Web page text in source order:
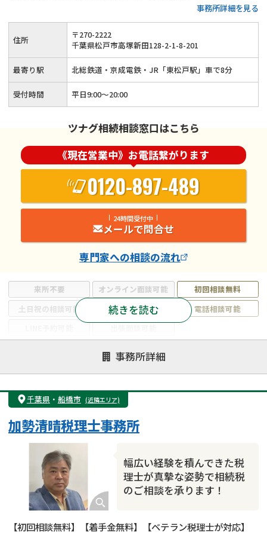
と相続人が理想とする相続を全力サポート◎不動産の相続・二
次相続や生命保険を使った相続税対策に関することなら当事務
所にお任せください！
事務所詳細を見る
来所不要 オンライン面談可能
初回相談無料
土日祝の相談可能
19時以降電話可能
電話相談可能
遺言書作成・遺言執行
相続放棄
相続登記
遺産分割
遺留分侵害額請求
相続税申告
相続手続き
銀行手続き
成年後見・任意後見
贈与税
相続人調査
相続トラブル
続きを読む
住所 〒270-2222
千葉県松戸市高塚新田128-2-1-8-201
最寄り駅 北総鉄道・京成電鉄・JR「東松戸駅」車で8分
受付時間 平日9:00～20:00
ツナグ相続相談窓口はこちら
《現在営業中》お電話繋がります
0120-897-489
24時間受付中
メールで問合せ
専門家への相談の流れ
事務所詳細
千葉県 ・ 船橋市 (近隣エリア)
幅広い経験を積んできた税
理士が真摯な姿勢で相続税
のご相談を承ります！
加勢清晴税理士事務所
【初回相談無料】【着手金無料】【ベテラン税理士が対応】